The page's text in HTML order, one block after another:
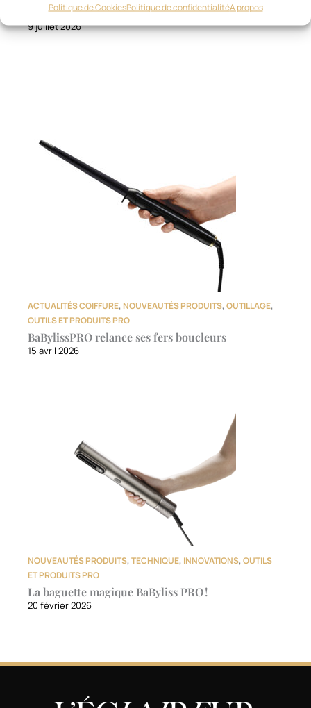
Politique de CookiesPolitique de confidentialitéA propos
Sculp le premier lisseur interactif par ghd
9 juillet 2026
ACTUALITÉS COIFFURE, NOUVEAUTÉS PRODUITS,OUTILLAGE,
OUTILS ET PRODUITS PRO
BaBylissPRO relance ses fers boucleurs
15 avril 2026
NOUVEAUTÉS PRODUITS,TECHNIQUE, INNOVATIONS,OUTILS
ET PRODUITS PRO
La baguette magique BaByliss PRO !
20 février 2026